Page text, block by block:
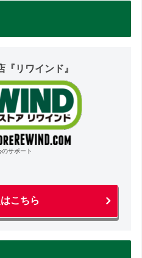
『リワインド』
サポート
こちら